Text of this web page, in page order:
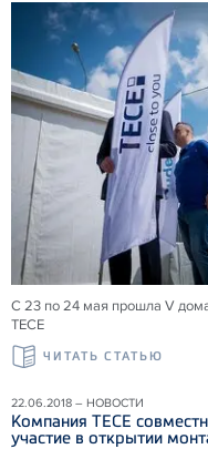
С 23 по 24 мая прошла V
ТЕСЕ
ЧИТАТЬ СТАТЬЮ
22.06.2018 – НОВОСТИ
Компания ТЕСЕ
участие в открытии